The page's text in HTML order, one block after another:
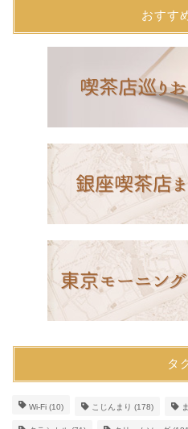
おすす
タ
Wi-Fi (10) こじんまり (178)